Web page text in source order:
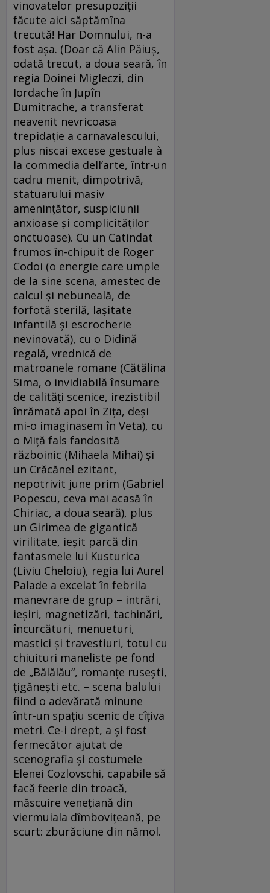
vinovatelor presupoziţii
făcute aici săptămîna
trecută! Har Domnului, n-a
fost aşa. (Doar că Alin Păiuş,
odată trecut, a doua seară, în
regia Doinei Migleczi, din
Iordache în Jupîn
Dumitrache, a transferat
neavenit nevricoasa
trepidaţie a carnavalescului,
plus niscai excese gestuale à
la commedia dell’arte, într-un
cadru menit, dimpotrivă,
statuarului masiv
ameninţător, suspiciunii
anxioase şi complicităţilor
onctuoase). Cu un Catindat
frumos în-chipuit de Roger
Codoi (o energie care umple
de la sine scena, amestec de
calcul şi nebuneală, de
forfotă sterilă, laşitate
infantilă şi escrocherie
nevinovată), cu o Didină
regală, vrednică de
matroanele romane (Cătălina
Sima, o invidiabilă însumare
de calităţi scenice, irezistibil
înrămată apoi în Ziţa, deşi
mi-o imaginasem în Veta), cu
o Miţă fals fandosită
războinic (Mihaela Mihai) şi
un Crăcănel ezitant,
nepotrivit june prim (Gabriel
Popescu, ceva mai acasă în
Chiriac, a doua seară), plus
un Girimea de gigantică
virilitate, ieşit parcă din
fantasmele lui Kusturica
(Liviu Cheloiu), regia lui Aurel
Palade a excelat în febrila
manevrare de grup – intrări,
ieşiri, magnetizări, tachinări,
încurcături, menueturi,
mastici şi travestiuri, totul cu
chiuituri maneliste pe fond
de „Bălălău“, romanţe ruseşti,
ţigăneşti etc. – scena balului
fiind o adevărată minune
într-un spaţiu scenic de cîţiva
metri. Ce-i drept, a şi fost
fermecător ajutat de
scenografia şi costumele
Elenei Cozlovschi, capabile să
facă feerie din troacă,
măscuire veneţiană din
viermuiala dîmboviţeană, pe
scurt: zburăciune din nămol.